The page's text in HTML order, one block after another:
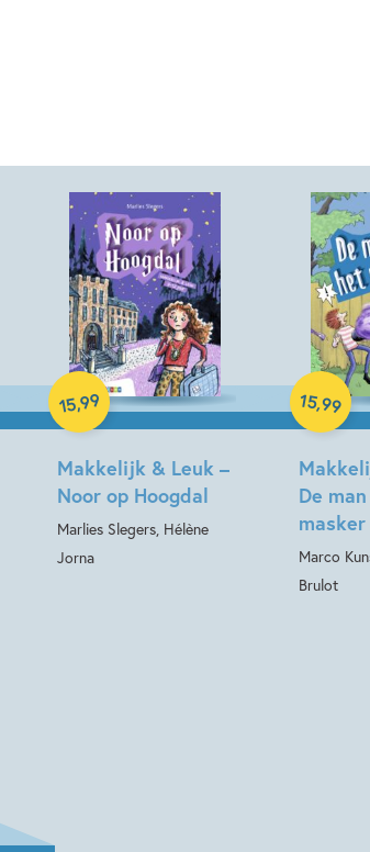
Makkelijk & Leuk –
Noor op Hoogdal
Marlies Slegers, Hélène
Jorna
15,99
Hardcover
De
masker
Marco
Brulot
15,99